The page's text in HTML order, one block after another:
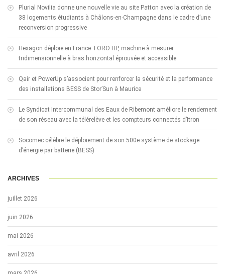
Plurial Novilia donne une nouvelle vie au site Patton avec la création de
38 logements étudiants à Châlons-en-Champagne dans le cadre d’une
reconversion progressive
Hexagon déploie en France TORO HP, machine à mesurer
tridimensionnelle à bras horizontal éprouvée et accessible
Qair et PowerUp s’associent pour renforcer la sécurité et la performance
des installations BESS de Stor’Sun à Maurice
Le Syndicat Intercommunal des Eaux de Ribemont améliore le rendement
de son réseau avec la télérelève et les compteurs connectés d’Itron
Socomec célèbre le déploiement de son 500e système de stockage
d’énergie par batterie (BESS)
ARCHIVES
juillet 2026
juin 2026
mai 2026
avril 2026